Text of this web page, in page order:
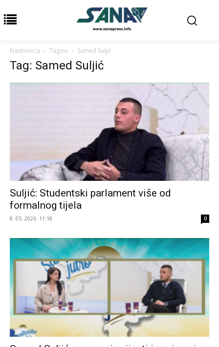
Naslovnica Tagovi Samed Suljić
Tag: Samed Suljić
Suljić: Studentski parlament više od
formalnog tijela
8. 05. 2026. 11:18 0